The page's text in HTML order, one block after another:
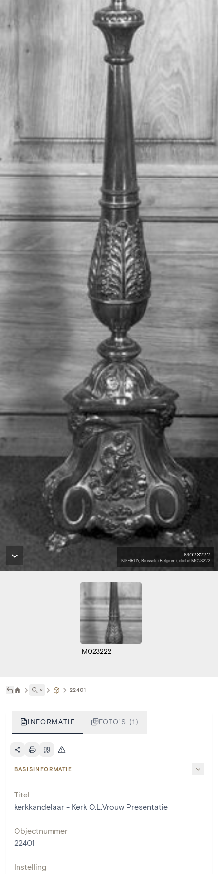
M023222
KIK-IRPA, Brussels (Belgium), cliché M023222
M023222
˅ 22401
INFORMATIE FOTO'S (1)
BASISINFORMATIE
Titel
kerkkandelaar - Kerk O.L.Vrouw Presentatie
Objectnummer
22401
Instelling